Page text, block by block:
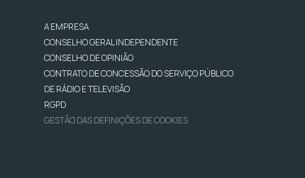
A EMPRESA
CONSELHO GERAL INDEPENDENTE
CONSELHO DE OPINIÃO
CONTRATO DE CONCESSÃO DO SERVIÇO PÚBLICO
DE RÁDIO E TELEVISÃO
RGPD
GESTÃO DAS DEFINIÇÕES DE COOKIES